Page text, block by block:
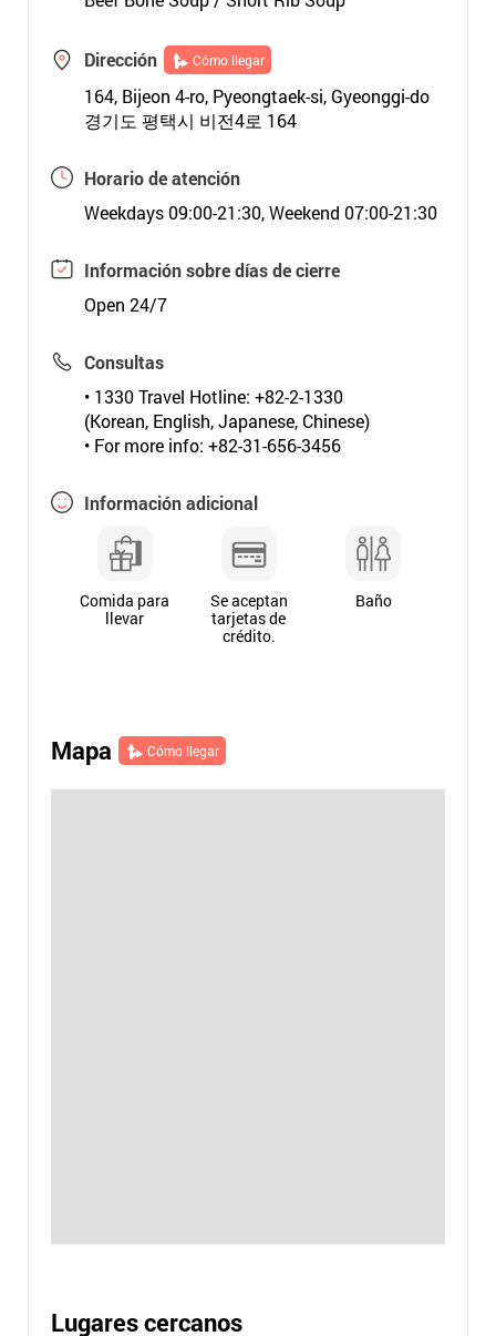
Dirección Cómo llegar
164, Bijeon 4-ro, Pyeongtaek-si, Gyeonggi-do
경기도 평택시 비전4로 164
Horario de atención
Weekdays 09:00-21:30, Weekend 07:00-21:30
Información sobre días de cierre
Open 24/7
Consultas
• 1330 Travel Hotline: +82-2-1330
(Korean, English, Japanese, Chinese)
• For more info: +82-31-656-3456
Información adicional
Comida para
llevar
Se aceptan
tarjetas de
crédito.
Baño
Mapa Cómo llegar
Lugares cercanos